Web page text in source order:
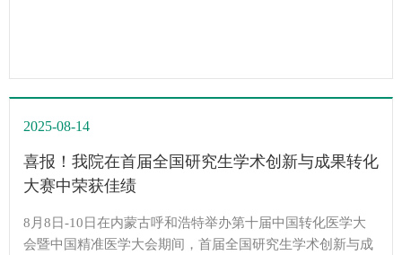
2025-08-14
喜报！我院在首届全国研究生学术创新与成果转化
大赛中荣获佳绩
8月8日-10日在内蒙古呼和浩特举办第十届中国转化医学大
会暨中国精准医学大会期间，首届全国研究生学术创新与成